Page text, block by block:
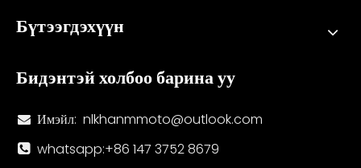
Бүтээгдэхүүн
Бидэнтэй холбоо барина уу
 Имэйл: nlkhanmmoto@outlook.com
 whatsapp:+86 147 3752 8679